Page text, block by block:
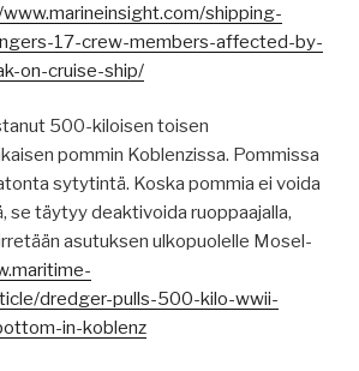
shipping-
17-crew-members-affected-by-
on-cruise-ship/
500-kiloisen toisen
pommin Koblenzissa. Pommissa
sytytintä. Koska pommia ei voida
se täytyy deaktivoida ruoppaajalla,
asutuksen ulkopuolelle Mosel-
dredger-pulls-500-kilo-wwii-
in-koblenz